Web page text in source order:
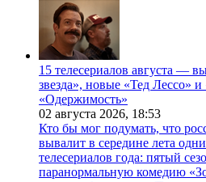
15 телесериалов августа —
звезда», новые «Тед Лессо»
«Одержимость»
02 августа 2026, 18:53
Кто бы мог подумать, что
вывалит в середине лета
телесериалов года: пятый
паранормальную комедию